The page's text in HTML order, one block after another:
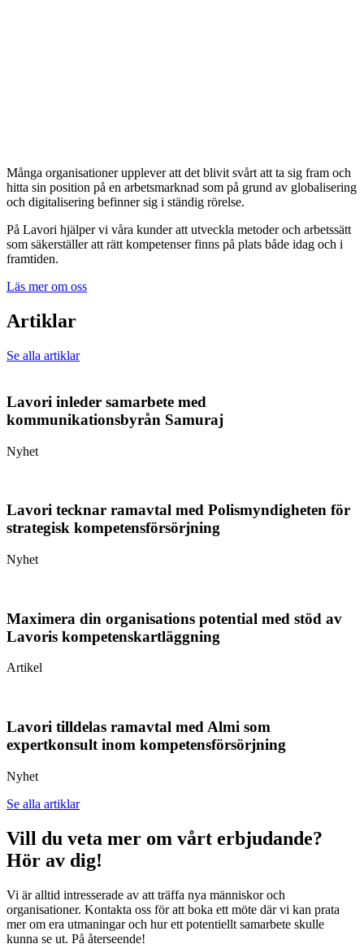
Många organisationer upplever att det blivit svårt att ta sig fram och
hitta sin position på en arbetsmarknad som på grund av globalisering
och digitalisering befinner sig i ständig rörelse.
På Lavori hjälper vi våra kunder att utveckla metoder och arbetssätt
som säkerställer att rätt kompetenser finns på plats både idag och i
framtiden.
Läs mer om oss
Artiklar
Se alla artiklar
Lavori inleder samarbete med
kommunikationsbyrån Samuraj
Nyhet
Lavori tecknar ramavtal med Polismyndigheten för
strategisk kompetensförsörjning
Nyhet
Maximera din organisations potential med stöd av
Lavoris kompetenskartläggning
Artikel
Lavori tilldelas ramavtal med Almi som
expertkonsult inom kompetensförsörjning
Nyhet
Se alla artiklar
Vill du veta mer om vårt erbjudande?
Hör av dig!
Vi är alltid intresserade av att träffa nya människor och
organisationer. Kontakta oss för att boka ett möte där vi kan prata
mer om era utmaningar och hur ett potentiellt samarbete skulle
kunna se ut. På återseende!